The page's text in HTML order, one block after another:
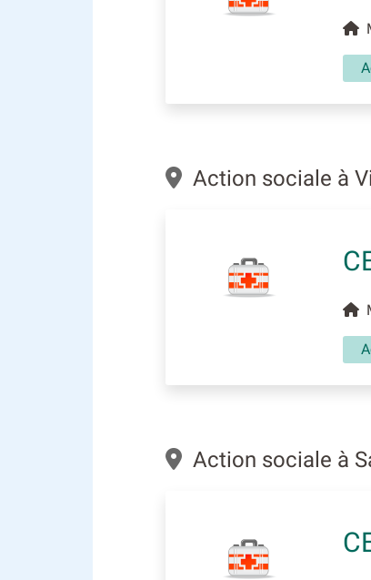
Action sociale à
Action sociale à